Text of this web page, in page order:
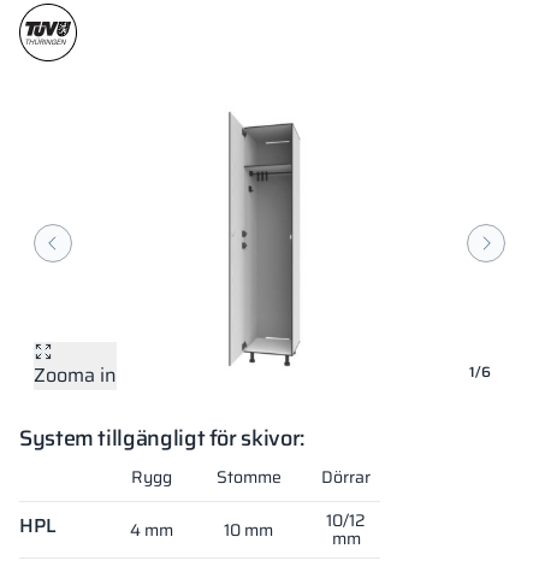
1/6
Zooma in
Zooma in
Zooma in
Zooma in
Zooma in
Zooma in
System tillgängligt för skivor:
Rygg Stomme Dörrar
HPL 4 mm 10 mm 10/12
mm